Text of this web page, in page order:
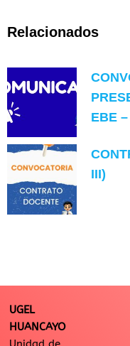
Relacionados
EBE
III)
UGEL
HUANCAYO